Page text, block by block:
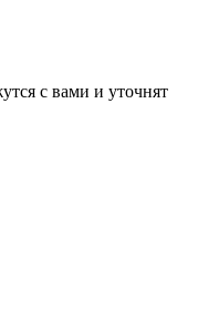
с вами и уточнят